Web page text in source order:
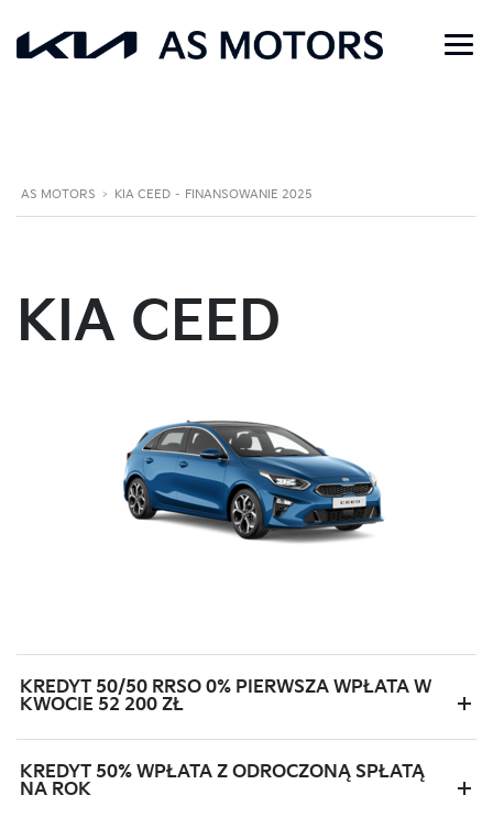
AS MOTORS > KIA CEED – FINANSOWANIE 2025
KIA CEED
KREDYT 50/50 RRSO 0% PIERWSZA WPŁATA W
KWOCIE 52 200 ZŁ
KREDYT 50% WPŁATA Z ODROCZONĄ SPŁATĄ
NA ROK